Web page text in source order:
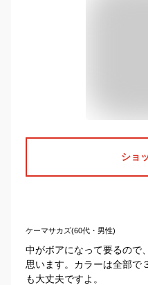
ショ
ケーマサカズ(60代・男性)
中がボアになって要るので
思います。カラーは全部で
も大丈夫ですよ。